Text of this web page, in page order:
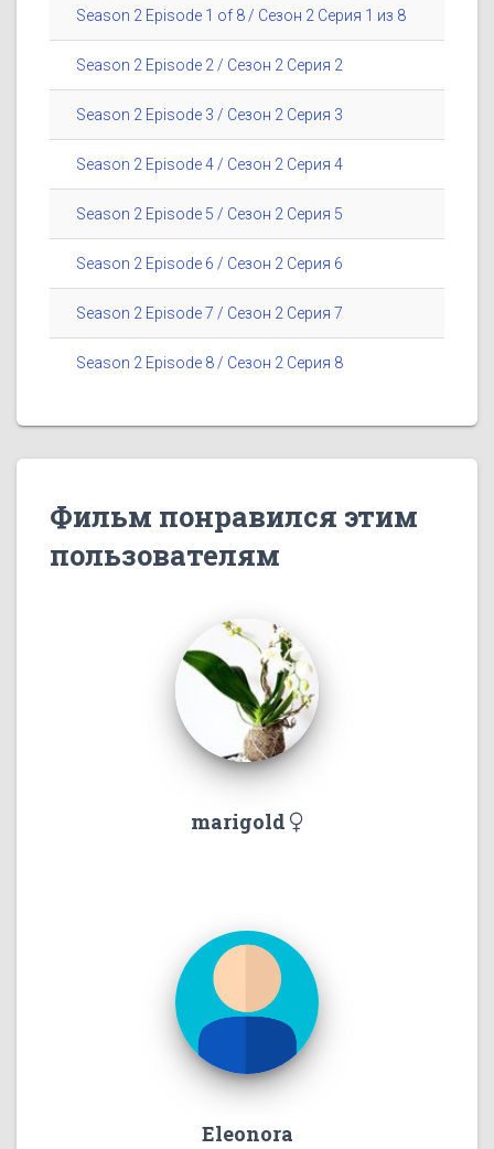
Season 2 Episode 1 of 8 / Сезон 2 Серия 1 из 8
Season 2 Episode 2 / Сезон 2 Серия 2
Season 2 Episode 3 / Сезон 2 Серия 3
Season 2 Episode 4 / Сезон 2 Серия 4
Season 2 Episode 5 / Сезон 2 Серия 5
Season 2 Episode 6 / Сезон 2 Серия 6
Season 2 Episode 7 / Сезон 2 Серия 7
Season 2 Episode 8 / Сезон 2 Серия 8
Фильм понравился этим
пользователям
marigold
Eleonora